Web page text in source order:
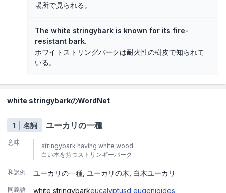
場所で見られる。
The white stringybark is known for its fire-
resistant bark.
ホワイトストリングバークは耐火性の樹皮で知られて
いる。
white stringybarkのWordNet
1 名詞 ユーカリの一種
意味
stringybark having white wood
白い木を持つストリンギーバーク
和訳例 ユーカリの一種 ユーカリの木 白木ユーカリ
同義語 white stringybarkeucalyptusd eugenioides